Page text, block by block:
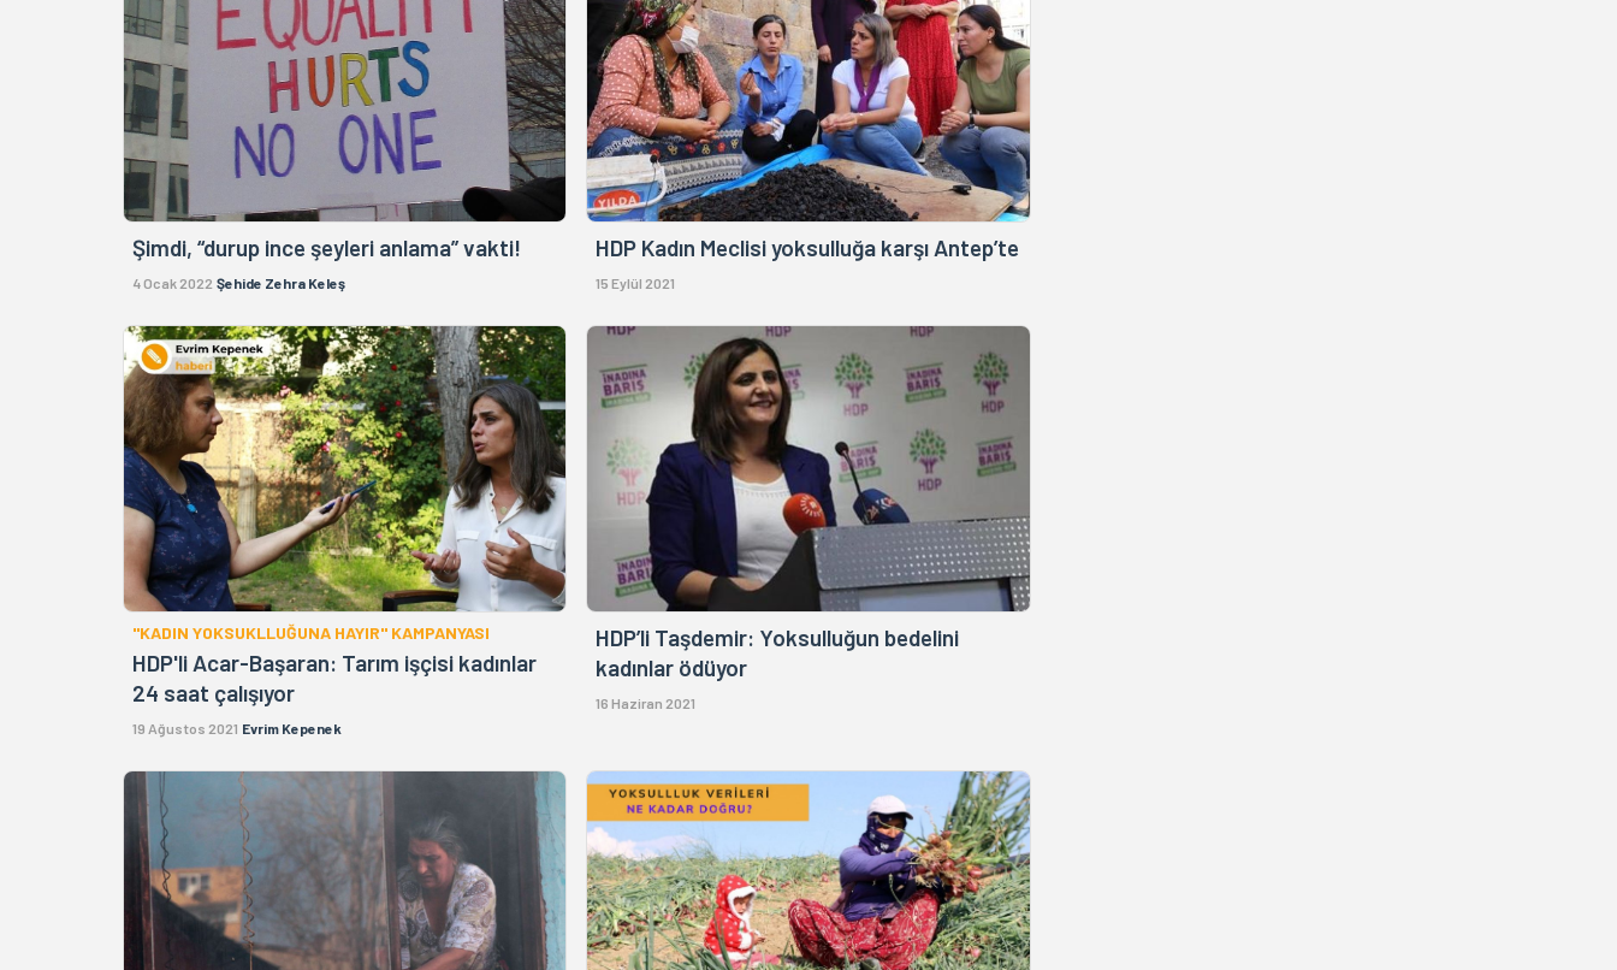
Şimdi, “durup ince şeyleri anlama” vakti!
4 Ocak 2022 Şehide Zehra Keleş
HDP Kadın Meclisi yoksulluğa karşı Antep’te
15 Eylül 2021
"KADIN YOKSUKLLUĞUNA HAYIR" KAMPANYASI
HDP'li Acar-Başaran: Tarım işçisi kadınlar
24 saat çalışıyor
19 Ağustos 2021 Evrim Kepenek
HDP’li Taşdemir: Yoksulluğun bedelini
kadınlar ödüyor
16 Haziran 2021